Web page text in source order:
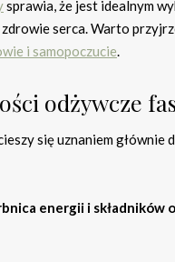
sprawia, że jest idealnym
serca. Warto
i samopoczucie.
odżywcze
się uznaniem głównie
energii i składników